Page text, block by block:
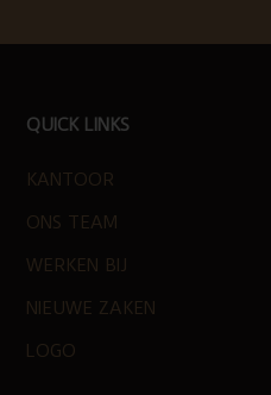
FOOTER
QUICK LINKS
KANTOOR
ONS TEAM
WERKEN BIJ
NIEUWE ZAKEN
LOGO